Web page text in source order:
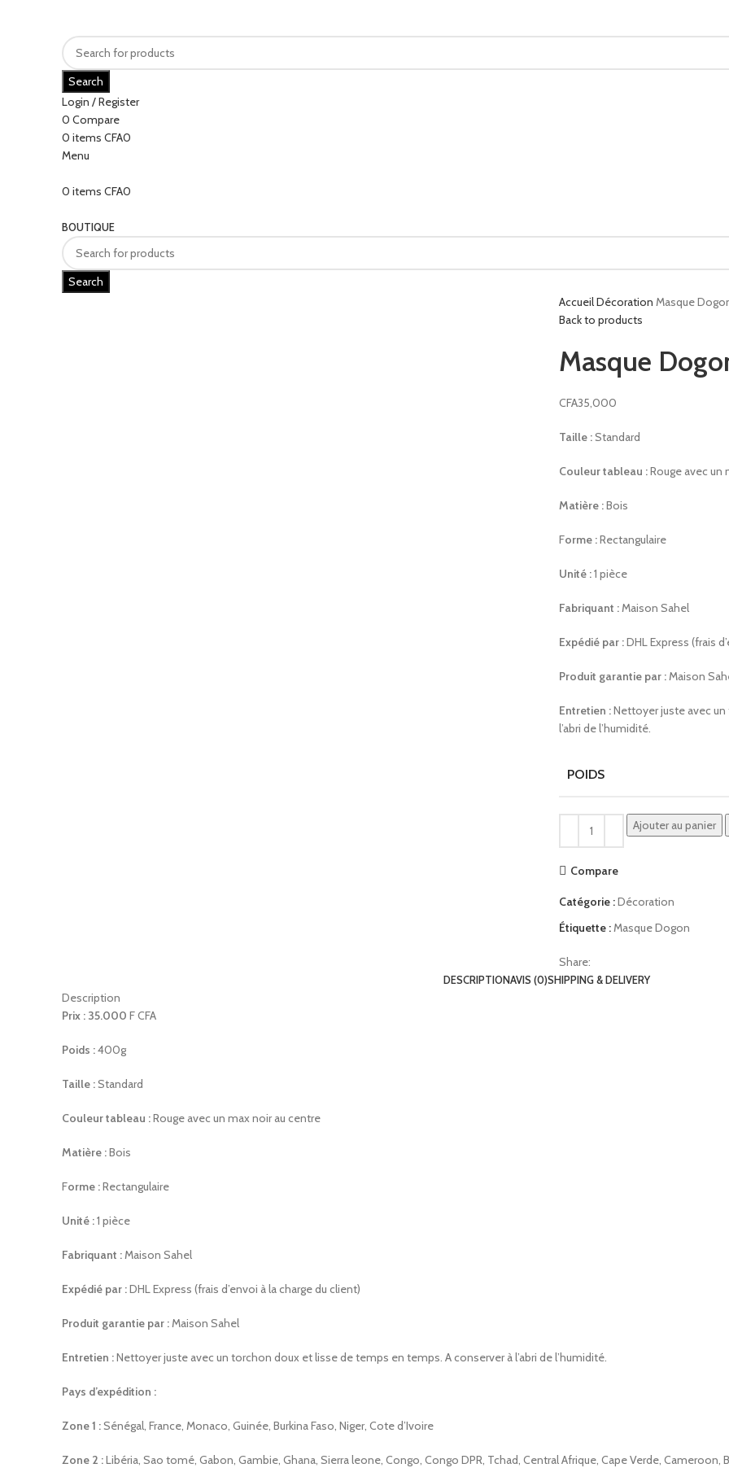
Search
Login / Register
0 Compare
0 items CFA0
Menu
0 items CFA0
BOUTIQUE
Search
AccueilDécoration Masque
Back to products
Masque
CFA35,000
Taille :Standard
Couleur tableau :Rouge avec un
Matière :Bois
Forme :Rectangulaire
Unité :1 pièce
Fabriquant :Maison Sahel
Expédié par :DHL Express (frais
Produit garantie par :Maison
Entretien :Nettoyer juste avec
l’abri de l’humidité.
POIDS
Ajouter au panier
Compare
Catégorie :Décoration
Étiquette :Masque Dogon
Share:
DESCRIPTIONAVIS (0)SHIPPING & DELIVERY
Description
Prix : 35.000 F CFA
Poids :400g
Taille :Standard
Couleur tableau :Rouge avec un max noir au centre
Matière :Bois
Forme :Rectangulaire
Unité :1 pièce
Fabriquant :Maison Sahel
Expédié par :DHL Express (frais d’envoi à la charge du client)
Produit garantie par :Maison Sahel
Entretien :Nettoyer juste avec un torchon doux et lisse de temps en temps. A conserver à l’abri de l’humidité.
Pays d’expédition :
Zone 1 :Sénégal, France, Monaco, Guinée, Burkina Faso, Niger, Cote d’Ivoire
Zone 2 :Libéria, Sao tomé, Gabon, Gambie, Ghana, Sierra leone, Congo, Congo DPR, Tchad, Central Afrique, Cape Verde, Cameroon,